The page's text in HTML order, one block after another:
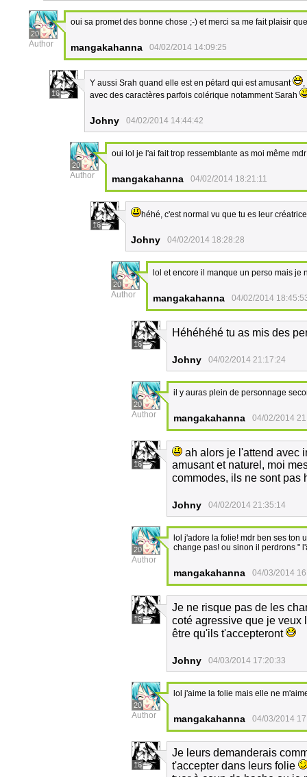
20
Author
oui sa promet des bonne chose ;-) et merci sa me fait plaisir
mangakahanna 04/02/2014 14:09:25
16
Y aussi Srah quand elle est en pétard qui est amusant
avec des caractères parfois colérique notamment Sarah
Johny 04/02/2014 14:44:42
20
Author
oui lol je l'ai fait trop ressemblante as moi même mdr
mangakahanna 04/02/2014 18:21:11
16
héhé, c'est normal vu que tu es leur
Johny 04/02/2014 18:28:28
20
Author
lol et encore il manque un perso mais je
mangakahanna 04/02/2014
16
Héhéhéhé tu as mis des
Johny 04/02/2014 21:17:24
20
Author
il y auras plein de personnage
mangakahanna 04/02/2014
16
ah alors je l'attend avec
amusant et naturel, moi
commodes, ils ne sont pas
Johny 04/02/2014 21:35:14
20
Author
lol j'adore la folie! mdr ben ses ton
change pas! ou sinon il perdrons "
mangakahanna 04/03/2014
16
Je ne risque pas de les
coté agressive que je veux
être qu'ils t'accepteront
Johny 04/03/2014 17:20:33
20
Author
lol j'aime la folie mais elle ne
mangakahanna 04/03/2014
16
Je leurs demanderais
t'accepter dans leurs folie